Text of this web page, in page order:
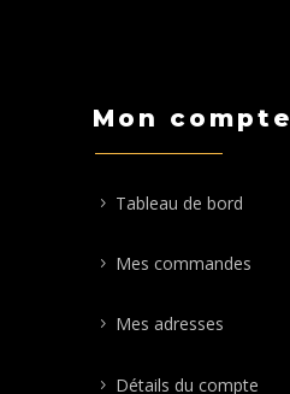
Mon compte
Tableau de bord
Mes commandes
Mes adresses
Détails du compte